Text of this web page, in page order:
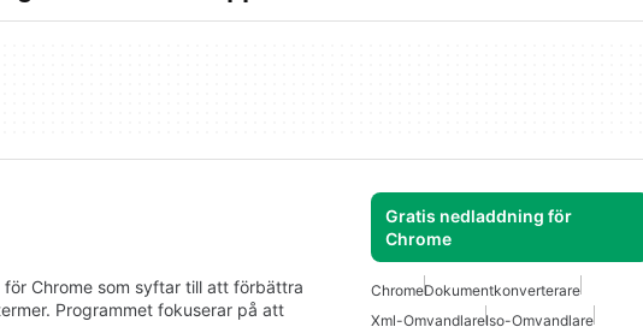
Gratis nedladdning för
Chrome
för Chrome som syftar till att förbättra
Programmet fokuserar på att
ChromeDokumentkonverterare
Xml-OmvandlareIso-Omvandlare